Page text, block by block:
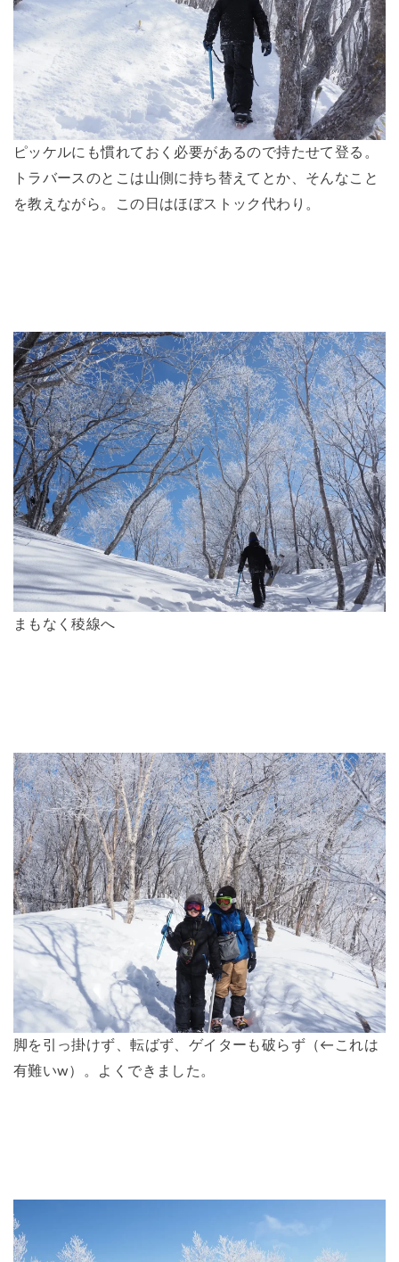
ピッケルにも慣れておく必要があるので持たせて登る。
トラバースのとこは山側に持ち替えてとか、そんなこと
を教えながら。この日はほぼストック代わり。
まもなく稜線へ
脚を引っ掛けず、転ばず、ゲイターも破らず（←これは
有難いw）。よくできました。